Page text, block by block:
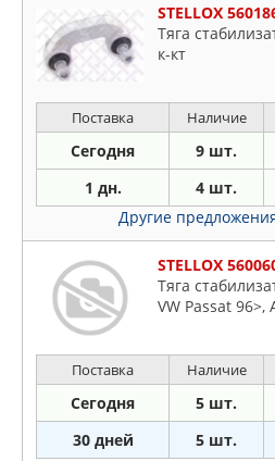
STELLOX
Тяга
к-кт
Поставка Наличие
Сегодня 9 шт.
1 дн. 4 шт.
Другие
STELLOX
Тяга
VW Passat 96>,
Поставка Наличие
Сегодня 5 шт.
30 дней 5 шт.